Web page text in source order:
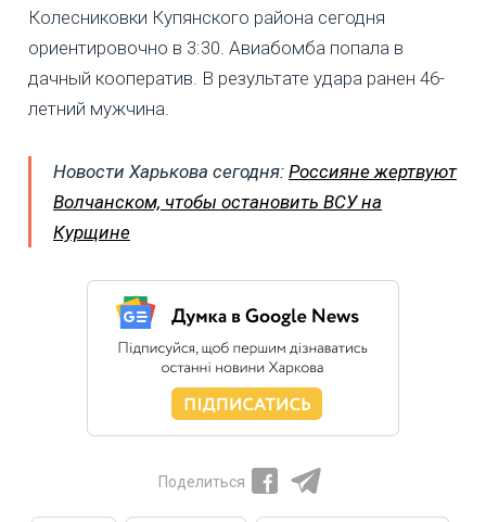
Колесниковки Купянского района сегодня
ориентировочно в 3:30. Авиабомба попала в
дачный кооператив. В результате удара ранен 46-
летний мужчина.
Новости Харькова сегодня: Россияне жертвуют
Волчанском, чтобы остановить ВСУ на
Курщине
Поделиться